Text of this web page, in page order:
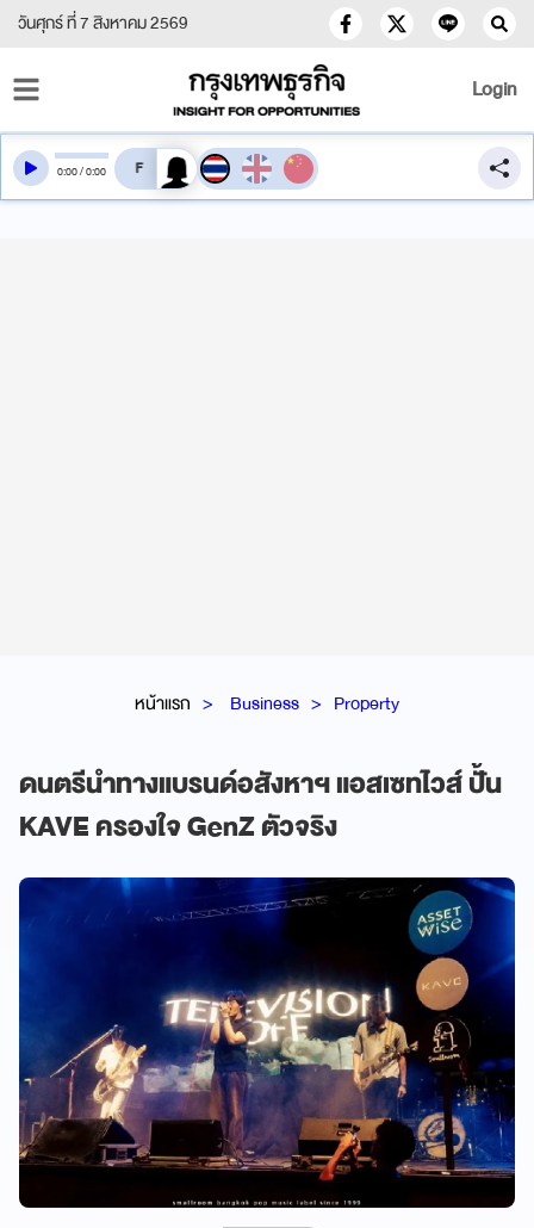
วันศุกร์ ที่ 7 สิงหาคม 2569
Login
หน้าแรก Business Property
ดนตรีนำทางแบรนด์อสังหาฯ แอสเซทไวส์ ปั้น
KAVE ครองใจ GenZ ตัวจริง
0:00/0:00 สลับเสียงอ่าน